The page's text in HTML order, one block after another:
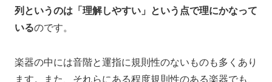
列というのは 「理解しやすい」という点で理にかなって
いるのです。
楽器の中には音階と運指に規則性のないものも多くあり
ます。
また、 それらにある程度規則性のある楽器でも、